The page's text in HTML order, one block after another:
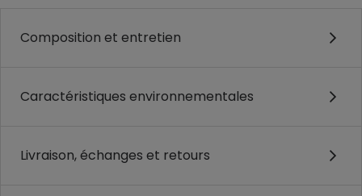
Composition et entretien
Caractéristiques environnementales
Livraison, échanges et retours